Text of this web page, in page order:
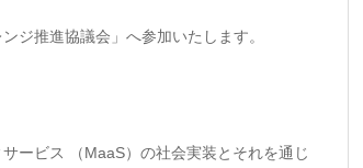
ジ推進協議会」へ参加いたします。
ービス （MaaS）の社会実装とそれを通じ